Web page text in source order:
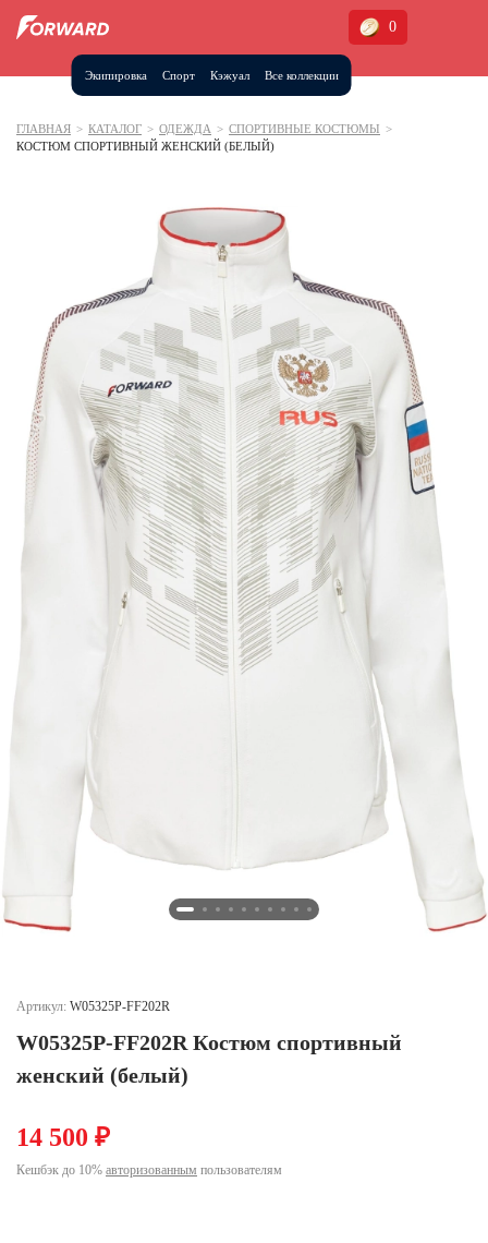
Экипировка Спорт Кэжуал Все коллекции
0
Москва и МО
Калининградская область (1)
Кемеровская область (2)
Краснодарский край (5)
Красноярский край (5)
Курская область (1)
Москва и МО (14)
Нижегородская область (1)
Новосибирская область (3)
Омская область (5)
Республика Башкортостан (3)
Республика Крым (1)
Республика Татарстан (2)
Северная Осетия (2)
Смоленская область (1)
Ставропольский край (5)
Тульская область (1)
Ярославская область (1)
ГЛАВНАЯ > КАТАЛОГ > ОДЕЖДА > СПОРТИВНЫЕ КОСТЮМЫ >
КОСТЮМ СПОРТИВНЫЙ ЖЕНСКИЙ (БЕЛЫЙ)
Артикул: W05325P-FF202R
W05325P-FF202R Костюм спортивный
женский (белый)
14 500 ₽
Кешбэк до 10% авторизованным пользователям